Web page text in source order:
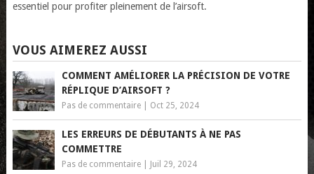
essentiel pour profiter pleinement de l’airsoft.
VOUS AIMEREZ AUSSI
COMMENT AMÉLIORER LA PRÉCISION DE VOTRE
RÉPLIQUE D’AIRSOFT ?
Pas de commentaire| Oct 25, 2024
LES ERREURS DE DÉBUTANTS À NE PAS
COMMETTRE
Pas de commentaire| Juil 29, 2024